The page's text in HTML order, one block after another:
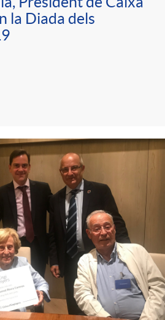
la Diada dels